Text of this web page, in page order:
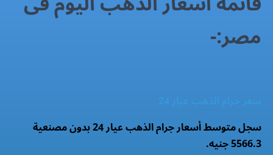
مصر:-
سجل متوسط أسعار جرام الذهب عيار 24 بدون مصنعية
5566.3 جنيه.